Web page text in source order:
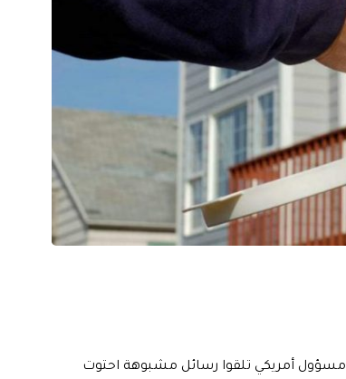
أفادت وسائل إعلام أمريكية ووكالات أنباء عالمية، اليوم الاثنين، بأن 100 مسؤول أمريكي تلقوا رسائل مشبوهة احتوت